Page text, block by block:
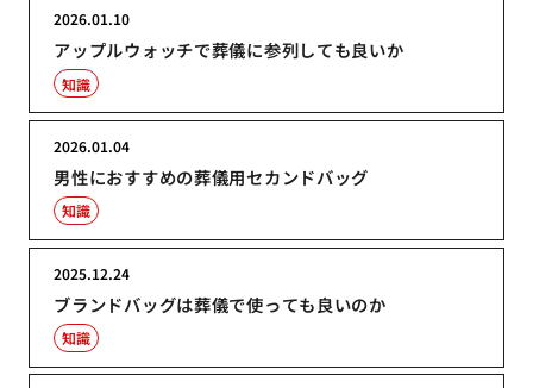
アップルウォッチで葬儀に参列しても良いか
2026.01.10
知識
男性におすすめの葬儀用セカンドバッグ
2026.01.04
知識
ブランドバッグは葬儀で使っても良いのか
2025.12.24
知識